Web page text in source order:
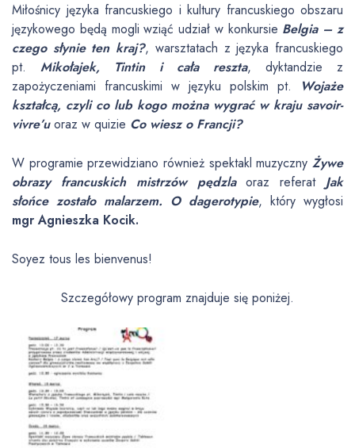
Miłośnicy języka francuskiego i kultury francuskiego obszaru
językowego będą mogli wziąć udział w konkursie Belgia – z
czego słynie ten kraj?, warsztatach z języka francuskiego
pt. Mikołajek, Tintin i cała reszta, dyktandzie z
zapożyczeniami francuskimi w języku polskim pt.
Wojaże
kształcą, czyli co lub kogo można wygrać w kraju savoir-
vivre’uoraz w quizie Co wiesz o Francji?
W programie przewidziano również spektakl muzyczny Żywe
obrazy francuskich mistrzów pędzlaoraz referat Jak
słońce zostało malarzem. O dagerotypie, który wygłosi
mgr Agnieszka Kocik.
Soyez tous les bienvenus!
Szczegółowy program znajduje się poniżej.